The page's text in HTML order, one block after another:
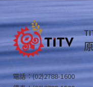
電話：(02)2788-1600